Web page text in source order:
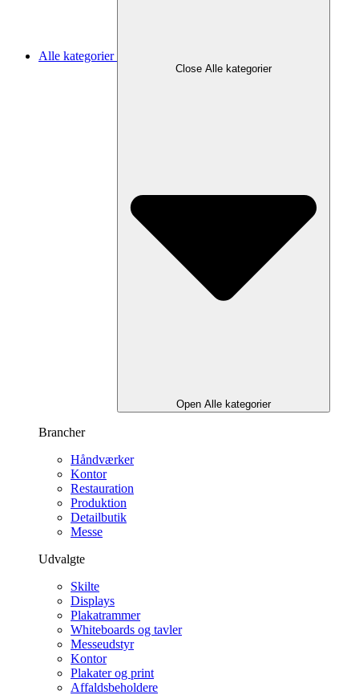
Alle kategorier
Close Alle kategorier
Open Alle kategorier
Brancher
Håndværker
Kontor
Restauration
Produktion
Detailbutik
Messe
Udvalgte
Skilte
Displays
Plakatrammer
Whiteboards og tavler
Messeudstyr
Kontor
Plakater og print
Affaldsbeholdere